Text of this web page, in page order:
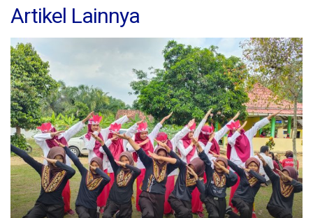
Artikel Lainnya